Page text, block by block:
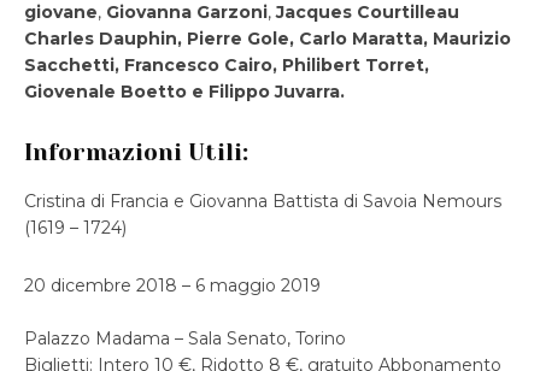
giovane, Giovanna Garzoni,Jacques Courtilleau
Charles Dauphin, Pierre Gole, Carlo Maratta, Maurizio
Sacchetti, Francesco Cairo, Philibert Torret,
Giovenale Boetto e Filippo Juvarra.
Informazioni Utili:
Cristina di Francia e Giovanna Battista di Savoia Nemours
(1619 – 1724)
20 dicembre 2018 – 6 maggio 2019
Palazzo Madama – Sala Senato, Torino
Biglietti: Intero 10 €, Ridotto 8 €, gratuito Abbonamento